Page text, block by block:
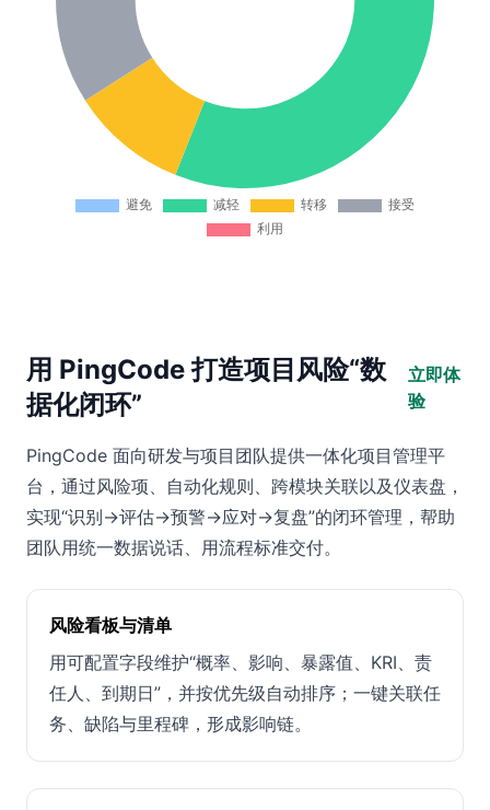
用 PingCode 打造项目风险“数
据化闭环”
立即体
验
PingCode 面向研发与项目团队提供一体化项目管理平
台，通过风险项、自动化规则、跨模块关联以及仪表盘，
实现“识别→评估→预警→应对→复盘”的闭环管理，帮助
团队用统一数据说话、用流程标准交付。
风险看板与清单
用可配置字段维护“概率、影响、暴露值、KRI、责
任人、到期日”，并按优先级自动排序；一键关联任
务、缺陷与里程碑，形成影响链。